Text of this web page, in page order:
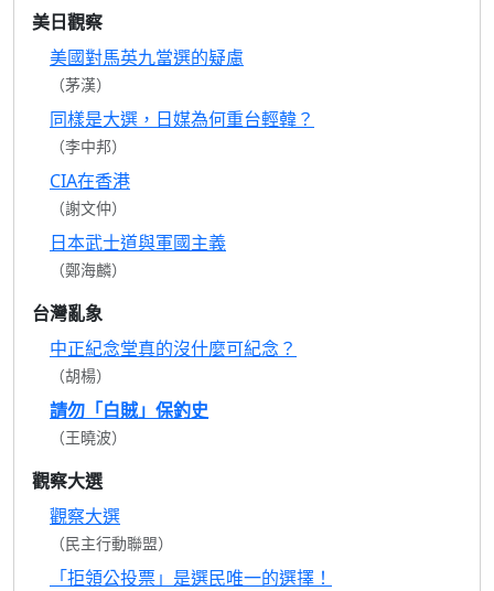
美日觀察
美國對馬英九當選的疑慮
（茅漢）
同樣是大選，日媒為何重台輕韓？
（李中邦）
CIA在香港
（謝文仲）
日本武士道與軍國主義
（鄭海麟）
台灣亂象
中正紀念堂真的沒什麼可紀念？
（胡楊）
請勿「白賊」保釣史
（王曉波）
觀察大選
觀察大選
（民主行動聯盟）
「拒領公投票」是選民唯一的選擇！